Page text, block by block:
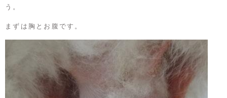
う。
まずは胸とお腹です。